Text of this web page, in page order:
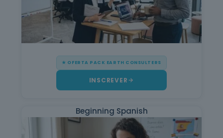
★ OFERTA PACK EARTH CONSULTERS
INSCREVER
Beginning Spanish